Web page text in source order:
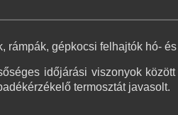
rámpák, gépkocsi felhajtók hó-
időjárási viszonyok
termosztát javasolt.